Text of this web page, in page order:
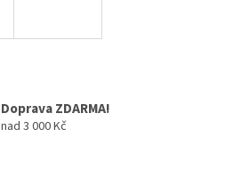
Doprava ZDARMA!
nad 3 000 Kč